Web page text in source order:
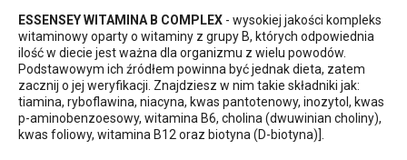
ESSENSEY WITAMINA B COMPLEX - wysokiej jakości kompleks
witaminowy oparty o witaminy z grupy B, których odpowiednia
ilość w diecie jest ważna dla organizmu z wielu powodów.
Podstawowym ich źródłem powinna być jednak dieta, zatem
zacznij o jej weryfikacji. Znajdziesz w nim takie składniki jak:
tiamina, ryboflawina, niacyna, kwas pantotenowy, inozytol, kwas
p-aminobenzoesowy, witamina B6, cholina (dwuwinian choliny),
kwas foliowy, witamina B12 oraz biotyna (D-biotyna)].